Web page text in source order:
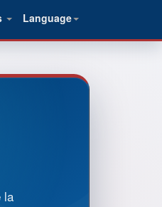
Language
la